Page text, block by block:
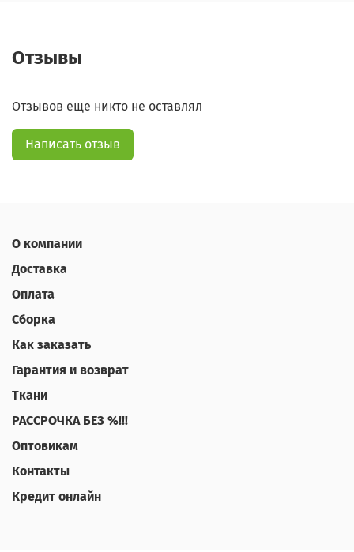
Отзывы
Отзывов еще никто не оставлял
Написать отзыв
О компании
Доставка
Оплата
Сборка
Как заказать
Гарантия и возврат
Ткани
РАССРОЧКА БЕЗ %!!!
Оптовикам
Контакты
Кредит онлайн